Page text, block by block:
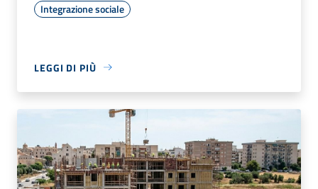
Integrazione sociale
LEGGI DI PIÙ